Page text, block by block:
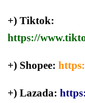
+) Tiktok:
https://
+) Shopee:
+) Lazada: